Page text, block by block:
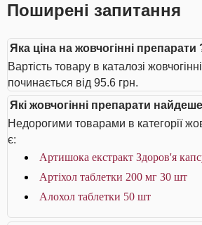
Поширені запитання
Яка ціна на жовчогінні препарати
Вартість товару в каталозі
починається від 95.6 грн.
Які жовчогінні препарати
Недорогими товарами в категорії
є:
Артишока екстракт Здоров'я
Артіхол таблетки 200 мг 30 шт
Алохол таблетки 50 шт